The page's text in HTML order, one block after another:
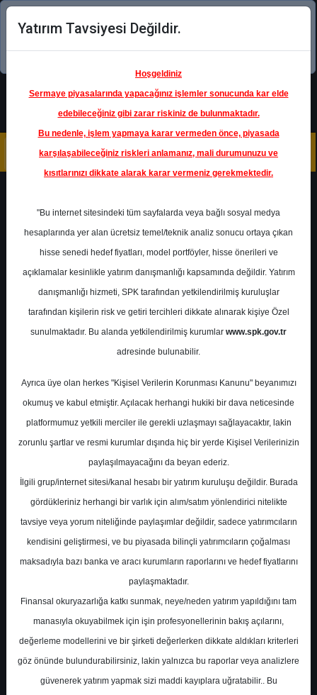
Şimdi uygulamayı indirin!
PETKM- PETKİM PETROKİMYA
HOLDİNG A.Ş.
Hedef Fiyat 19.00 ₺
Getiri
%0.00
0 0
En Yüksek Tahmin
Ortalama Fiyat Tahmini 20,31 ₺
Ortalama Getiri Potansiyeli %9.69
Kurum Sayısı
10
Yatırım Tavsiyesi Değildir.
Hoşgeldiniz
Sermaye piyasalarında yapacağınız işlemler sonucunda kar elde
edebileceğiniz gibi zarar riskiniz de bulunmaktadır.
Bu nedenle, işlem yapmaya karar vermeden önce, piyasada
karşılaşabileceğiniz riskleri anlamanız, mali durumunuzu ve
kısıtlarınızı dikkate alarak karar vermeniz gerekmektedir.
"Bu internet sitesindeki tüm sayfalarda veya bağlı sosyal medya
hesaplarında yer alan ücretsiz temel/teknik analiz sonucu ortaya çıkan
hisse senedi hedef fiyatları, model portföyler, hisse önerileri ve
açıklamalar kesinlikle yatırım danışmanlığı kapsamında değildir. Yatırım
danışmanlığı hizmeti, SPK tarafından yetkilendirilmiş kuruluşlar
tarafından kişilerin risk ve getiri tercihleri dikkate alınarak kişiye Özel
sunulmaktadır. Bu alanda yetkilendirilmiş kurumlar www.spk.gov.tr
adresinde bulunabilir.
Ayrıca üye olan herkes "Kişisel Verilerin Korunması Kanunu" beyanımızı
okumuş ve kabul etmiştir. Açılacak herhangi hukiki bir dava neticesinde
platformumuz yetkili merciler ile gerekli uzlaşmayı sağlayacaktır, lakin
zorunlu şartlar ve resmi kurumlar dışında hiç bir yerde Kişisel Verilerinizin
paylaşılmayacağını da beyan ederiz.
İlgili grup/internet sitesi/kanal hesabı bir yatırım kuruluşu değildir. Burada
gördükleriniz herhangi bir varlık için alım/satım yönlendirici nitelikte
tavsiye veya yorum niteliğinde paylaşımlar değildir, sadece yatırımcıların
kendisini geliştirmesi, ve bu piyasada bilinçli yatırımcıların çoğalması
maksadıyla bazı banka ve aracı kurumların raporlarını ve hedef fiyatlarını
paylaşmaktadır.
Finansal okuryazarlığa katkı sunmak, neye/neden yatırım yapıldığını tam
manasıyla okuyabilmek için işin profesyonellerinin bakış açılarını,
değerleme modellerini ve bir şirketi değerlerken dikkate aldıkları kriterleri
göz önünde bulundurabilirsiniz, lakin yalnızca bu raporlar veya analizlere
güvenerek yatırım yapmak sizi maddi kayıplara uğratabilir.. Bu